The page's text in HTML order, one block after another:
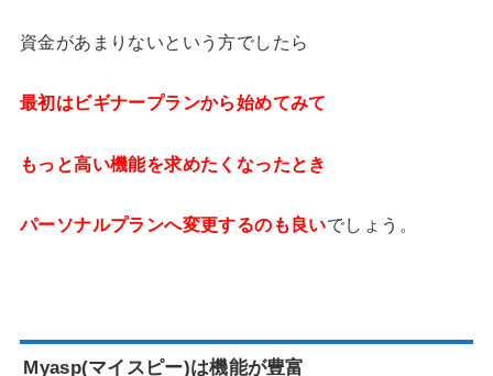
資金があまりないという方でしたら
最初はビギナープランから始めてみて
もっと高い機能を求めたくなったとき
パーソナルプランへ変更するのも良いでしょう。
Myasp(マイスピー)は機能が豊富